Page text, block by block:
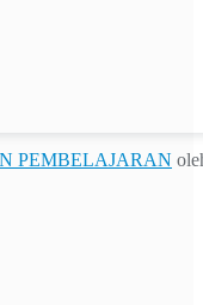
PEMBELAJARAN